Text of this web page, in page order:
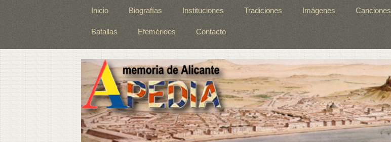
Inicio Biografías Instituciones Tradiciones Imágenes Canciones
Batallas Efemérides Contacto